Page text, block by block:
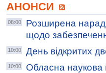
АНОНСИ
08:00
Розширена
щодо
10:00 День відкритих
10:00
Обласна